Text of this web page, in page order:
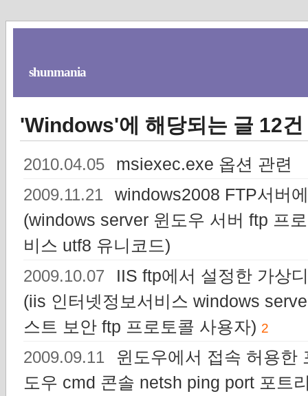
shunmania
'Windows'에 해당되는 글 12건
2010.04.05 msiexec.exe 옵션 관련
2009.11.21
windows2008 FTP서버
(windows server 윈도우 서버 ftp 프
비스 utf8 유니코드)
2009.10.07
IIS ftp에서 설정한 가상
(iis 인터넷정보서비스 windows
스트 보안 ftp 프로토콜 사용자) 2
2009.09.11
윈도우에서 접속 허용한
도우 cmd 콘솔 netsh ping port 포트